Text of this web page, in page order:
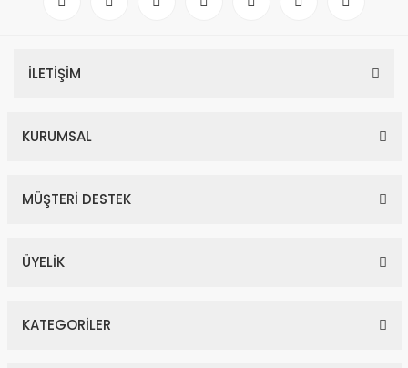
İLETİŞİM
KURUMSAL
MÜŞTERİ DESTEK
ÜYELİK
KATEGORİLER